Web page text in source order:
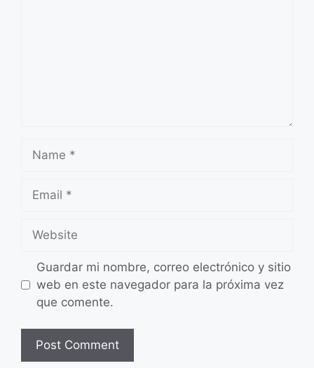
Guardar mi nombre, correo electrónico y sitio
web en este navegador para la próxima vez
que comente.